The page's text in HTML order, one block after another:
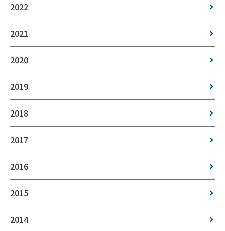
2022
2021
2020
2019
2018
2017
2016
2015
2014